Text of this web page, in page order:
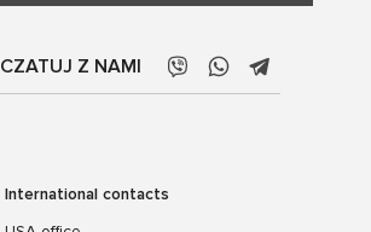
CZATUJ Z NAMI
International contacts